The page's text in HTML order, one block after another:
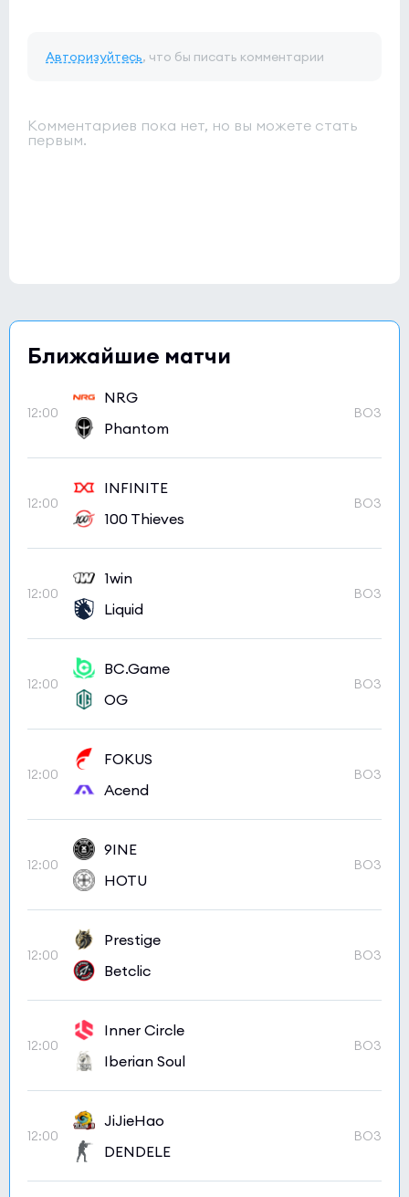
Авторизуйтесь, что бы писать комментарии
Комментариев пока нет, но вы можете стать
первым.
Ближайшие матчи
12:00
NRG
Phantom
BO3
12:00
INFINITE
100 Thieves
BO3
12:00
1win
Liquid
BO3
12:00
BC.Game
OG
BO3
12:00
FOKUS
Acend
BO3
12:00
9INE
HOTU
BO3
12:00
Prestige
Betclic
BO3
12:00
Inner Circle
Iberian Soul
BO3
12:00
JiJieHao
DENDELE
BO3